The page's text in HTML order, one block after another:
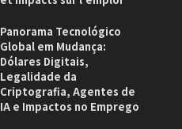
Panorama Tecnológico
Global em Mudança:
Dólares Digitais,
Legalidade da
Criptografia, Agentes de
IA e Impactos no Emprego